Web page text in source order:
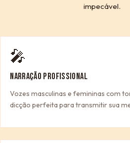
impecável.
🎤
NARRAÇÃO PROFISSIONAL
Vozes masculinas e femininas com
dicção perfeita para transmitir sua